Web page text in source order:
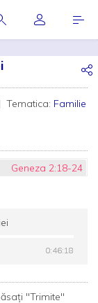
| Tematica: Familie
Geneza 2:18-24
0:46:18
0:46:18
"Trimite"